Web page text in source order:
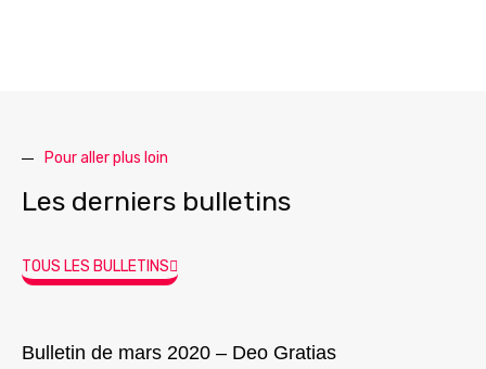
Pour aller plus loin
Les derniers bulletins
TOUS LES BULLETINS
Bulletin de mars 2020 – Deo Gratias